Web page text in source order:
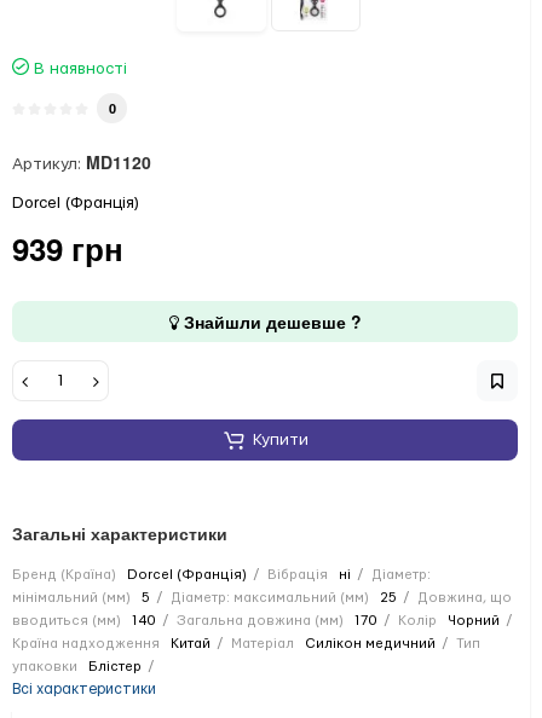
В наявності
0
Артикул: MD1120
Dorcel (Франція)
939 грн
Знайшли дешевше ?
Купити
Загальні характеристики
Бренд (Країна) Dorcel (Франція) Вібрація ні
Діаметр:
мінімальний (мм)
5 Діаметр: максимальний (мм) 25
Довжина, що
вводиться (мм)
140 Загальна довжина (мм) 170 Колір
Чорний
Країна надходження
Китай Матеріал Силікон медичний
Тип
упаковки
Блістер
Всі характеристики